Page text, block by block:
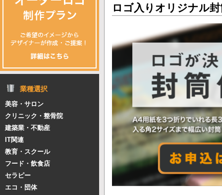
業種選択
美容・サロン
クリニック・整骨院
建築業・不動産
IT関連
教育・スクール
フード・飲食店
セラピー
エコ・団体
ロゴ入りオリジナル